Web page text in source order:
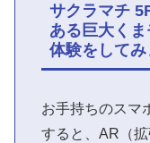
サクラマチ
ある巨大く
体験をしてみ
お手持ちのスマ
すると、AR（